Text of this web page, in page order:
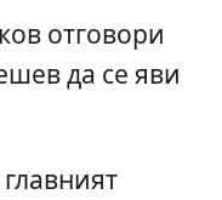
отговори
да се яви